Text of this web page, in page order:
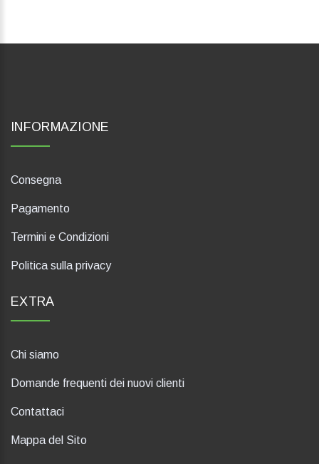
INFORMAZIONE
Consegna
Pagamento
Termini e Condizioni
Politica sulla privacy
EXTRA
Chi siamo
Domande frequenti dei nuovi clienti
Contattaci
Mappa del Sito